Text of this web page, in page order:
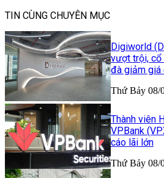
TIN CÙNG CHUYÊN MỤC
Digiworld
vượt trội, cổ
đà giảm giá
Thứ Bảy 08/
Thành viên
VPBank
cáo lãi lớn
Thứ Bảy 08/